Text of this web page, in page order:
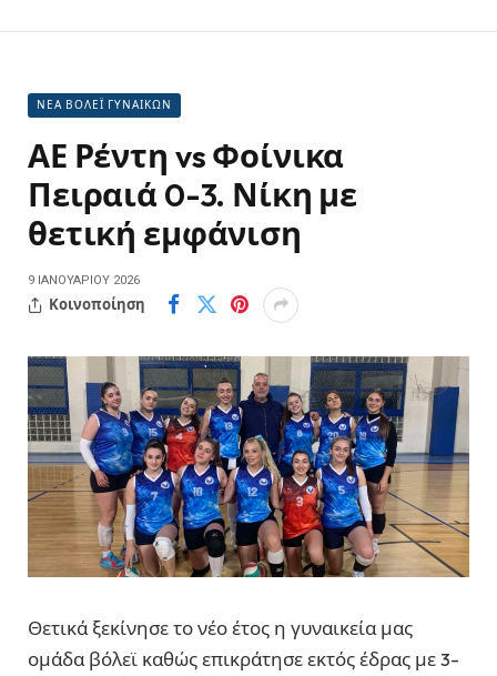
ΝΕΑ ΒΟΛΕΪ ΓΥΝΑΙΚΩΝ
ΑΕ Ρέντη vs Φοίνικα
Πειραιά 0-3. Νίκη με
θετική εμφάνιση
9 ΙΑΝΟΥΑΡΊΟΥ 2026
Κοινοποίηση
Θετικά ξεκίνησε το νέο έτος η γυναικεία μας
ομάδα βόλεϊ καθώς επικράτησε εκτός έδρας με 3-